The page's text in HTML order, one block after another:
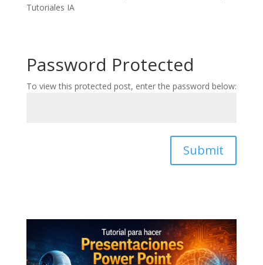
Tutoriales IA
Password Protected
To view this protected post, enter the password below:
Submit